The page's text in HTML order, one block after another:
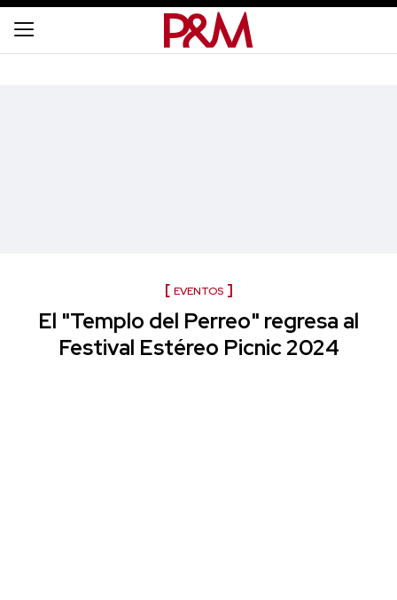
EVENTOS
El "Templo del Perreo" regresa al
Festival Estéreo Picnic 2024